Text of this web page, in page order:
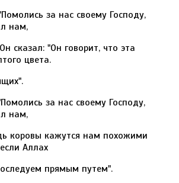
за нас своему Господу,
нам,
сказал: "Он говорит, что эта
цвета.
за нас своему Господу,
нам,
коровы кажутся нам похожими
Аллах
прямым путем".